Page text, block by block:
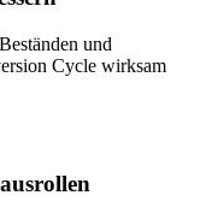
und
Cycle wirksam